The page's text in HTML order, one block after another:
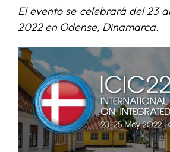
PROYECTOS/COLABORACIONES
SERVICIOS
APOYO I+D+I
NOTICIAS
El evento se celebrará del 23
2022 en Odense, Dinamarca.